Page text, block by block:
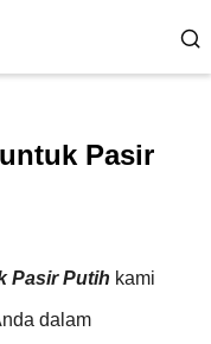
Pasir
Pasir Putih kami
dalam